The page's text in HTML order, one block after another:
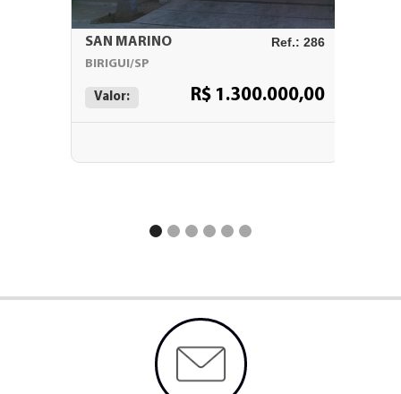
SAN MARINO Ref.: 286
BIRIGUI/SP
Valor: R$ 1.300.000,00